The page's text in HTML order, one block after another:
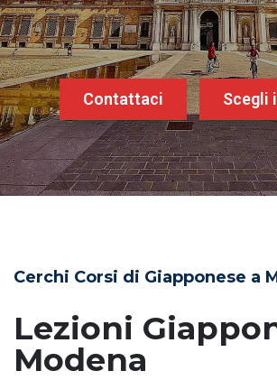
Contattaci Scegli
Lezioni
Modena
Cerchi Corsi di Giapponese a